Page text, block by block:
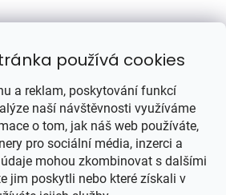
používá cookies
a reklam, poskytování funkcí
naší návštěvnosti využíváme
o tom, jak náš web používáte,
pro sociální média, inzerci a
mohou zkombinovat s dalšími
jim poskytli nebo které získali v
Vytvořil Shoptet